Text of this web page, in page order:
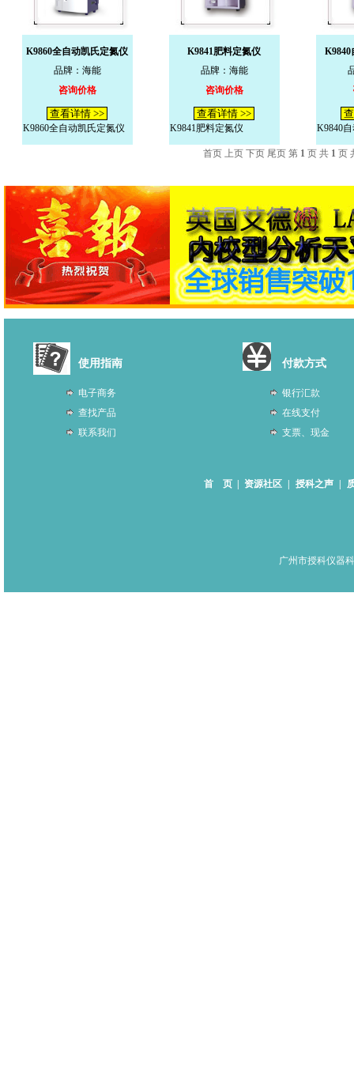
K9860全自动凯氏定氮仪
品牌：海能
咨询价格
查看详情 >>
K9860全自动凯氏定氮仪
K9841肥料定氮仪
品牌：海能
咨询价格
查看详情 >>
K9841肥料定氮仪
K9840
K9840
首页 上页 下页 尾页 第 1 页 共 1 页
使用指南
电子商务
查找产品
联系我们
付款方式
银行汇款
在线支付
支票、现金
首 页 资源社区 授科之声
广州市授科仪器